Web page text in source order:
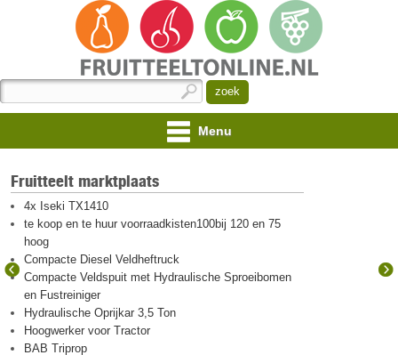
Menu
Fruitteelt marktplaats
4x Iseki TX1410
te koop en te huur voorraadkisten100bij 120 en 75
hoog
Compacte Diesel Veldheftruck
Compacte Veldspuit met Hydraulische Sproeibomen
en Fustreiniger
Hydraulische Oprijkar 3,5 Ton
Hoogwerker voor Tractor
BAB Triprop